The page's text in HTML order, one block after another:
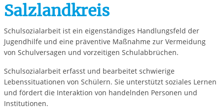
Salzlandkreis
Schulsozialarbeit ist ein eigenständiges Handlungsfeld der
Jugendhilfe und eine präventive Maßnahme zur Vermeidung
von Schulversagen und vorzeitigen Schulabbrüchen.
Schulsozialarbeit erfasst und bearbeitet schwierige
Lebenssituationen von Schülern. Sie unterstützt soziales Lernen
und fördert die Interaktion von handelnden Personen und
Institutionen.